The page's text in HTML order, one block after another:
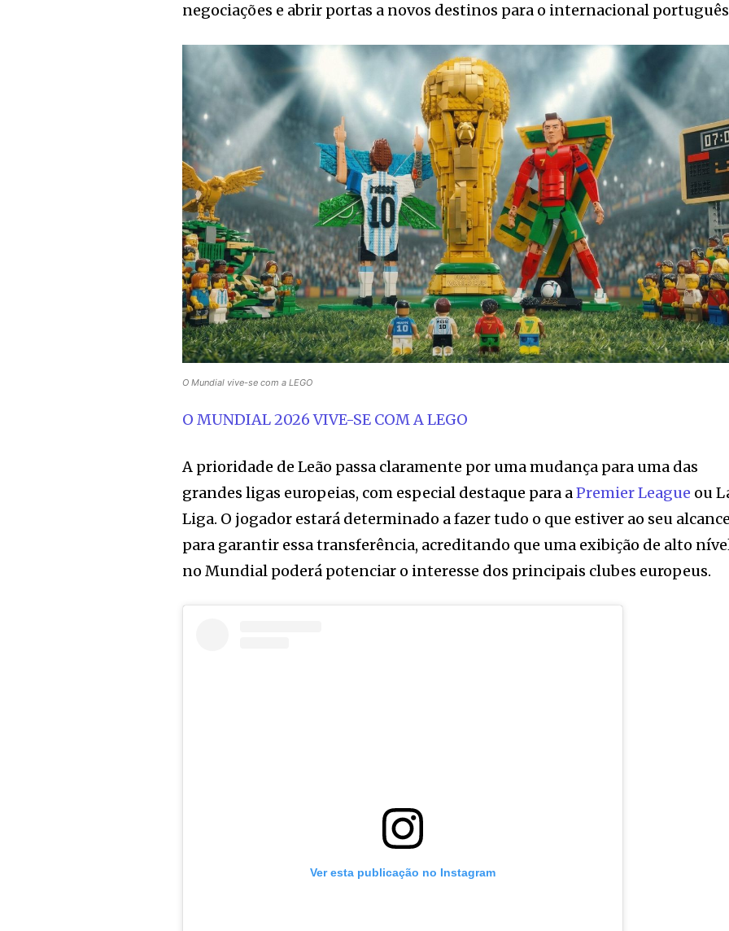
negociações e abrir portas a novos destinos para o internacional
O Mundial vive-se com a LEGO
O MUNDIAL 2026 VIVE-SE COM A LEGO
A prioridade de Leão passa claramente por uma mudança para uma das
grandes ligas europeias, com especial destaque para aPremier League ou
Liga. O jogador estará determinado a fazer tudo o que estiver ao seu
para garantir essa transferência, acreditando que uma exibição de alto
no Mundial poderá potenciar o interesse dos principais clubes europeus.
Ver esta publicação no Instagram